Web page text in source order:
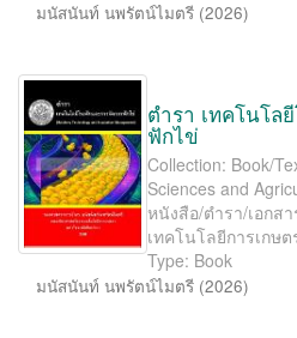
มนัสนันท์ นพรัตน์ไมตรี (2026)
ตำรา เทคโนโล
ฟักไข่
Collection: Book/
Sciences and
หนังสือ/ตำรา/เอกส
เทคโนโลยีการเกษต
Type: Book
มนัสนันท์ นพรัตน์ไมตรี (2026)